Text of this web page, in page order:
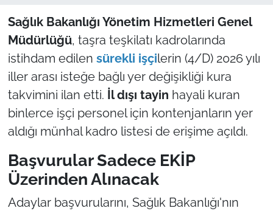
Sağlık Bakanlığı Yönetim Hizmetleri Genel
Müdürlüğü, taşra teşkilatı kadrolarında
istihdam edilen sürekli işçilerin (4/D) 2026 yılı
iller arası isteğe bağlı yer değişikliği kura
takvimini ilan etti. İl dışı tayin hayali kuran
binlerce işçi personel için kontenjanların yer
aldığı münhal kadro listesi de erişime açıldı.
Başvurular Sadece EKİP
Üzerinden Alınacak
Adaylar başvurularını, Sağlık Bakanlığı'nın